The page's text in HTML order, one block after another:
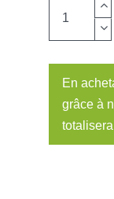
En
grâce à
totalisera